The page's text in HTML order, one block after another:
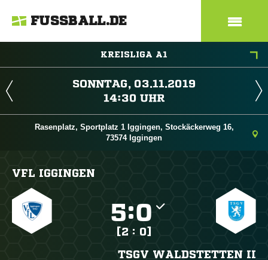
FUSSBALL.DE
KREISLIGA A1
 
 
Rasenplatz, Sportplatz 1 Iggingen, Stockäckerweg 16,
73574 Iggingen
VFL IGGINGEN
:
[2 : 0]
TSGV WALDSTETTEN II